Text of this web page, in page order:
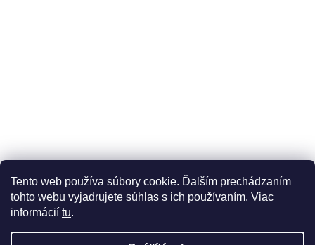
Tento web používa súbory cookie. Ďalším prechádzaním
tohto webu vyjadrujete súhlas s ich používaním. Viac
informácií tu.
Adatkezelési tájékoztató
Szállítási és fizetési lehetőségek